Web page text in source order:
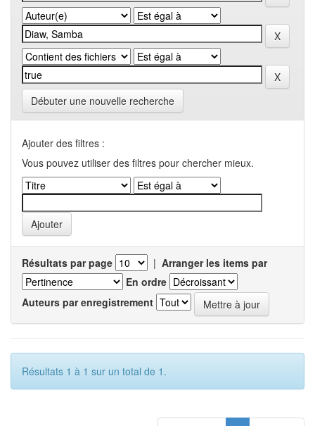
Débuter une nouvelle recherche
Ajouter des filtres :
Vous pouvez utiliser des filtres pour chercher mieux.
Résultats par page | Arranger les items par
En ordre
Auteurs par enregistrement
Résultats 1 à 1 sur un total de 1.